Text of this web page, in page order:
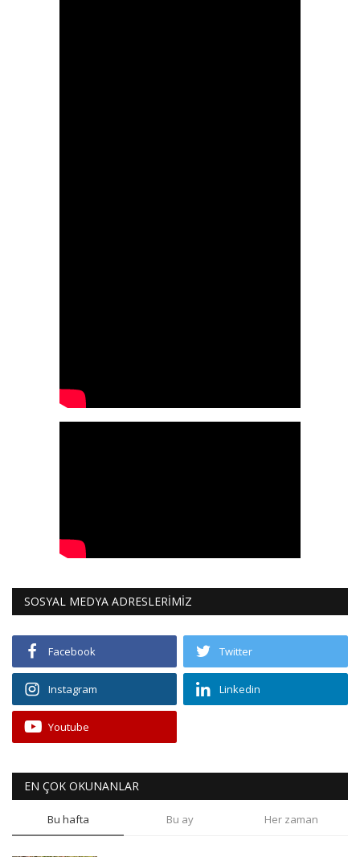
SOSYAL MEDYA ADRESLERİMİZ
Facebook Twitter
Instagram Linkedin
Youtube
EN ÇOK OKUNANLAR
Bu hafta Bu ay Her zaman